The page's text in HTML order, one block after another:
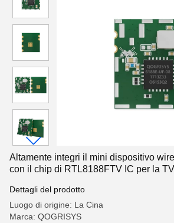
Altamente integri il mini dispositivo
con il chip di RTL8188FTV IC per la
Dettagli del prodotto
Luogo di origine: La Cina
Marca: QOGRISYS